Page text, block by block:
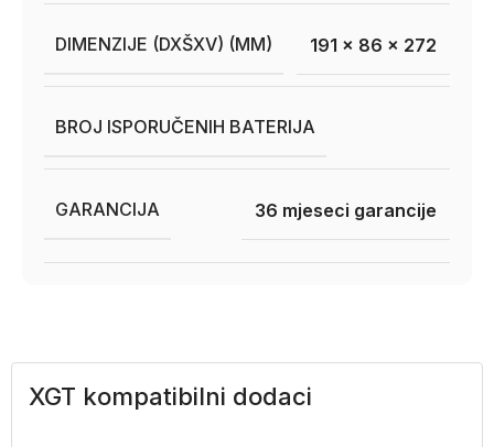
DIMENZIJE (DXŠXV) (MM) 191 x 86 x 272
BROJ ISPORUČENIH BATERIJA
GARANCIJA 36 mjeseci garancije
XGT kompatibilni dodaci